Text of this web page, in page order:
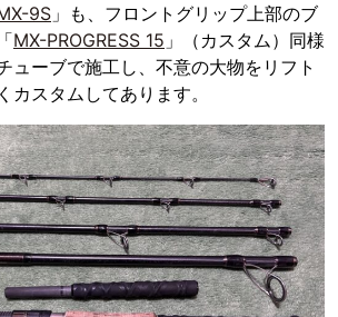
9S 」も、フロントグリップ上部のブ
MX-PROGRESS 15 」（カスタム）同様
ューブで施工し、不意の大物をリフト
カスタムしてあります。